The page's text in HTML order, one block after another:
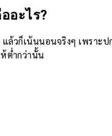
อะไร?
ล้วก็เน้นนอนจริงๆ เพราะป
ต่ำกว่านั้น